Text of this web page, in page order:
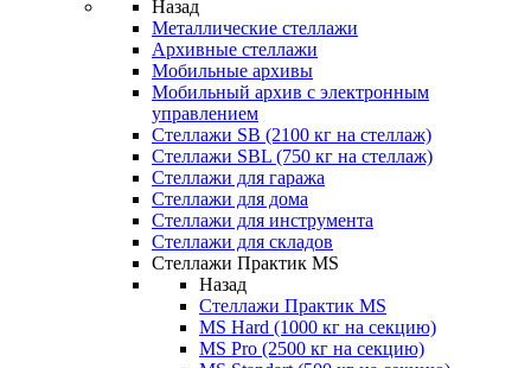
Назад
Металлические стеллажи
Архивные стеллажи
Мобильные архивы
Мобильный архив с электронным
управлением
Стеллажи SB (2100 кг на стеллаж)
Стеллажи SBL (750 кг на стеллаж)
Стеллажи для гаража
Стеллажи для дома
Стеллажи для инструмента
Стеллажи для складов
Стеллажи Практик MS
Назад
Стеллажи Практик MS
MS Hard (1000 кг на секцию)
MS Pro (2500 кг на секцию)